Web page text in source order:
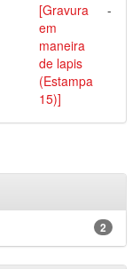
[Gravura
em
maneira
de lapis
(Estampa
15)]
-
2